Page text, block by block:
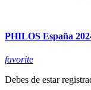
PHILOS España
favorite
Debes de estar